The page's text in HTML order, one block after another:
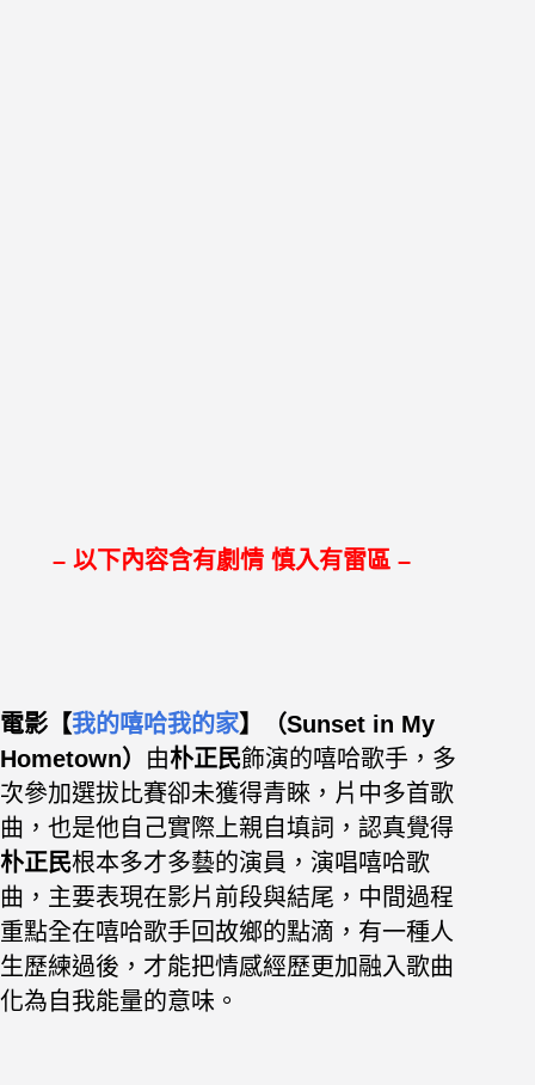
– 以下內容含有劇情 慎入有雷區 –
電影【我的嘻哈我的家】（Sunset in My
Hometown） 由朴正民飾演的嘻哈歌手， 多
次參加選拔比賽卻未獲得青睞，片中多首歌
曲，也是他自己實際上親自填詞， 認真覺得
朴正民根本多才多藝的演員，演唱嘻哈歌
曲，主要表現在影片前段與結尾，中間過程
重點全在嘻哈歌手回故鄉的點滴，有一種人
生歷練過後，才能把情感經歷更加融入歌曲
化為自我能量的意味。